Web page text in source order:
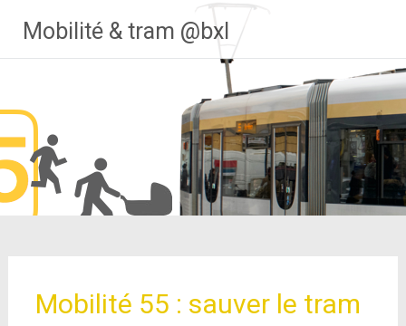
contenu
Mobilité & tram @bxl
Mobilité 55 : sauver le tram